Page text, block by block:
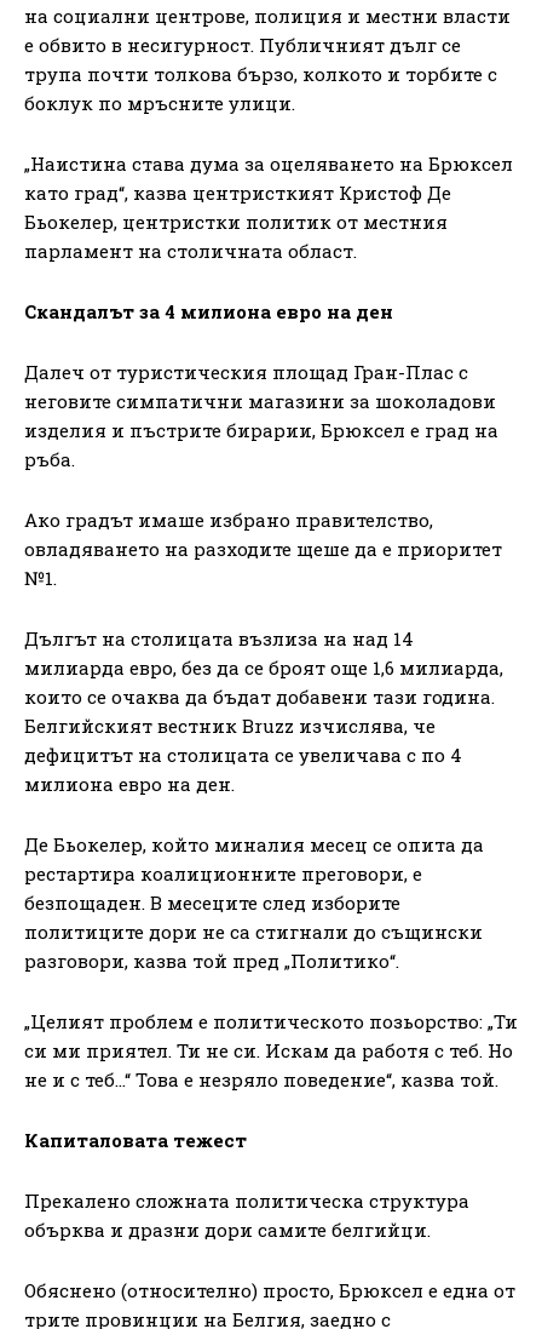
на социални центрове, полиция и местни власти
е обвито в несигурност. Публичният дълг се
трупа почти толкова бързо, колкото и торбите с
боклук по мръсните улици.
„Наистина става дума за оцеляването на Брюксел
като град“, казва центристкият Кристоф Де
Бьокелер, центристки политик от местния
парламент на столичната област.
Скандалът за 4 милиона евро на ден
Далеч от туристическия площад Гран-Плас с
неговите симпатични магазини за шоколадови
изделия и пъстрите бирарии, Брюксел е град на
ръба.
Ако градът имаше избрано правителство,
овладяването на разходите щеше да е приоритет
№1.
Дългът на столицата възлиза на над 14
милиарда евро, без да се броят още 1,6 милиарда,
които се очаква да бъдат добавени тази година.
Белгийският вестник Bruzz изчислява, че
дефицитът на столицата се увеличава с по 4
милиона евро на ден.
Де Бьокелер, който миналия месец се опита да
рестартира коалиционните преговори, е
безпощаден. В месеците след изборите
политиците дори не са стигнали до същински
разговори, казва той пред „Политико“.
„Целият проблем е политическото позьорство: „Ти
си ми приятел. Ти не си. Искам да работя с теб. Но
не и с теб…“ Това е незряло поведение“, казва той.
Капиталовата тежест
Прекалено сложната политическа структура
обърква и дразни дори самите белгийци.
Обяснено (относително) просто, Брюксел е една от
трите провинции на Белгия, заедно с